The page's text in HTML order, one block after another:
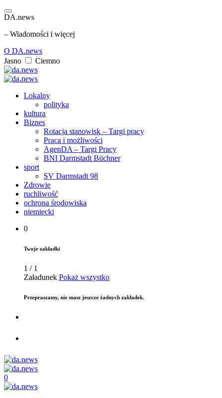
DA.news
– Wiadomości i więcej
O DA.news
Jasno
Ciemno
Lokalny
polityka
kultura
Biznes
Rotacja stanowisk – Targi pracy
Praca i możliwości
AgenDA – Targi Pracy
BNI Darmstadt Büchner
sport
SV Darmstadt 98
Zdrowie
ruchliwość
ochrona środowiska
niemiecki
0
Twoje zakładki
1 / 1
Załadunek Pokaż wszystko
Przepraszamy, nie masz jeszcze żadnych zakładek.
0